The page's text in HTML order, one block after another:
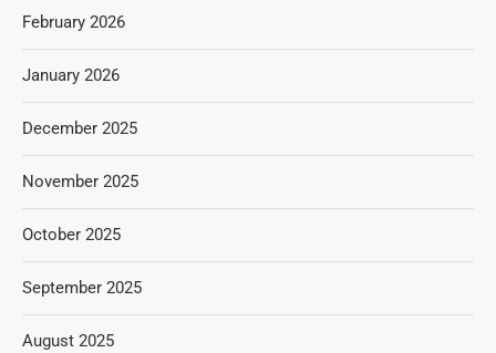
February 2026
January 2026
December 2025
November 2025
October 2025
September 2025
August 2025